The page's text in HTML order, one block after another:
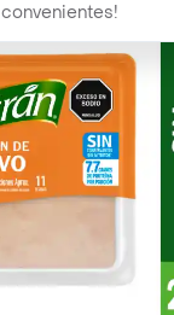
convenientes!